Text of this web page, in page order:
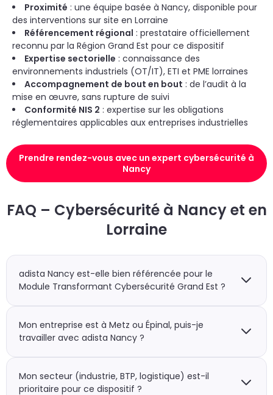
Proximité : une équipe basée à Nancy, disponible pour
des interventions sur site en Lorraine
Référencement régional : prestataire officiellement
reconnu par la Région Grand Est pour ce dispositif
Expertise sectorielle : connaissance des
environnements industriels (OT/IT), ETI et PME lorraines
Accompagnement de bout en bout : de l’audit à la
mise en œuvre, sans rupture de suivi
Conformité NIS 2 : expertise sur les obligations
réglementaires applicables aux entreprises industrielles
Prendre rendez-vous avec un expert cybersécurité à
Nancy
FAQ – Cybersécurité à Nancy et en
Lorraine
adista Nancy est-elle bien référencée pour le
Module Transformant Cybersécurité Grand Est ?
Grand Est dans le cadre de ce dispositif. Faire appel à
adista Nancy vous permet d’accéder au
cofinancement régional pour votre projet
Mon entreprise est à Metz ou Épinal, puis-je
travailler avec adista Nancy ?
bassin lorrain (Meurthe-et-Moselle, Moselle, Meuse et
Vosges). L’éligibilité à l’aide régionale est déterminée
Mon secteur (industrie, BTP, logistique) est-il
prioritaire pour ce dispositif ?